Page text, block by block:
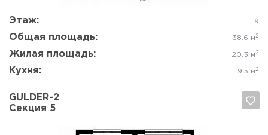
Этаж: 9
Общая площадь: 38.6 м 2
Жилая площадь: 20.3 м 2
Кухня: 9.5 м 2
GULDER-2
Секция 5